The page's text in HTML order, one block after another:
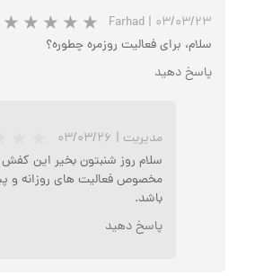
Farhad | ۰۳/۰۳/۲۳
سلام، برای فعالیت روزمره چطوره؟
پاسخ دهید
مدیریت | ۰۳/۰۳/۲۶
سلام روز شنبتون بخیر این
مخصوص فعالیت های روزانه و
باشد.
پاسخ دهید